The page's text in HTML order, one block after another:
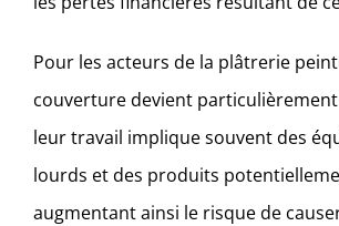
Pour les acteurs de la plâtrerie
couverture devient
leur travail implique souvent des
lourds et des produits
augmentant ainsi le risque de